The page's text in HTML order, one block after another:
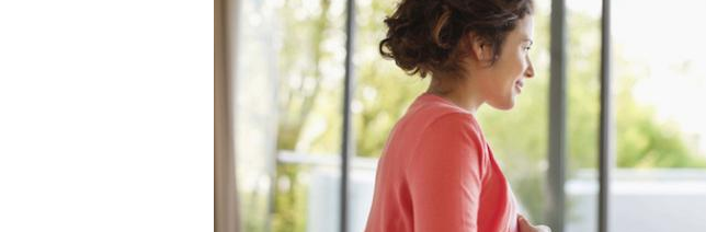
Cancer colorectal : une
stratégie simple aurait
changé la donne au Pays
basque
change dans
charge des
enceintes